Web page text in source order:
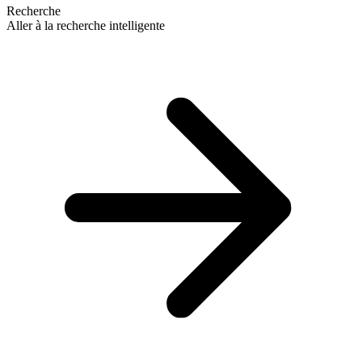
Recherche
Aller à la recherche intelligente